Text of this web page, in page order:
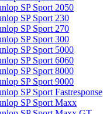
SP Sport 2050
SP Sport 230
SP Sport 270
SP Sport 300
SP Sport 5000
SP Sport 6060
SP Sport 8000
SP Sport 9000
SP Sport Fastresponse
SP Sport Maxx